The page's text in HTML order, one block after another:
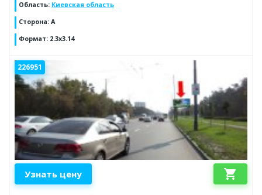
Область: Киевская область
Сторона: A
Формат: 2.3x3.14
226951
Узнать цену shopping_cart